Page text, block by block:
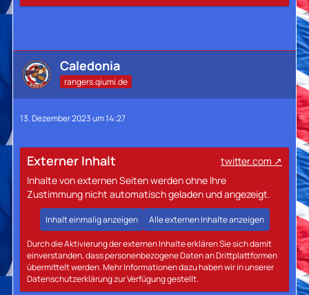
Caledonia
rangers.qiumi.de
13. Dezember 2023 um 14:27
Externer Inhalt
twitter.com
Inhalte von externen Seiten werden ohne Ihre
Zustimmung nicht automatisch geladen und angezeigt.
Inhalt einmalig anzeigen Alle externen Inhalte anzeigen
Durch die Aktivierung der externen Inhalte erklären Sie sich damit
einverstanden, dass personenbezogene Daten an Drittplattformen
übermittelt werden. Mehr Informationen dazu haben wir in unserer
Datenschutzerklärung zur Verfügung gestellt.